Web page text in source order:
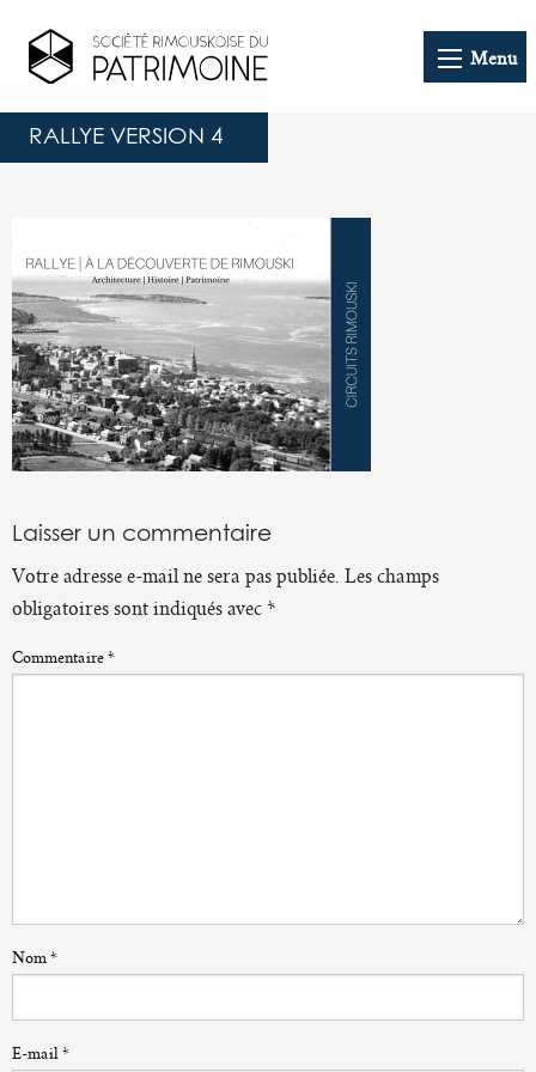
Menu
RALLYE VERSION 4
Laisser un commentaire
Votre adresse e-mail ne sera pas publiée. Les champs
obligatoires sont indiqués avec *
Commentaire *
Nom *
E-mail *